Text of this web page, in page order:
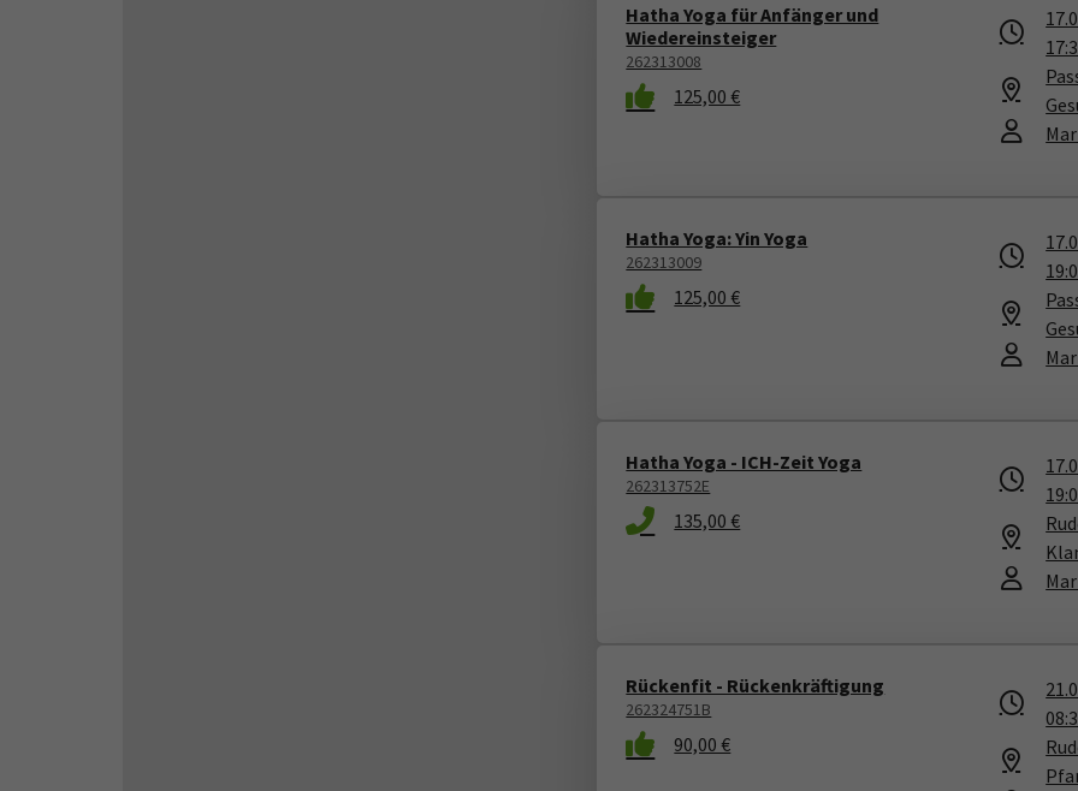
Hatha Yoga für Anfänger und
Wiedereinsteiger
262313008
125,00 €
Hatha Yoga: Yin Yoga
262313009
125,00 €
Hatha Yoga - ICH-Zeit Yoga
262313752E
135,00 €
Rückenfit - Rückenkräftigung
262324751B
90,00 €